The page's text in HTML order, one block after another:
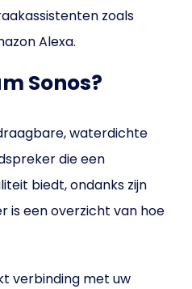
zoals
Alexa.
Sonos?
waterdichte
die een
biedt, ondanks zijn
is een overzicht van hoe
verbinding met uw